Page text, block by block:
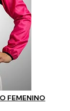
FEMENINO